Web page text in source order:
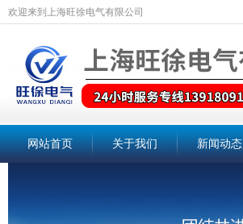
欢迎来到上海旺徐电气有限公司
网站首页 关于我们 新闻动态